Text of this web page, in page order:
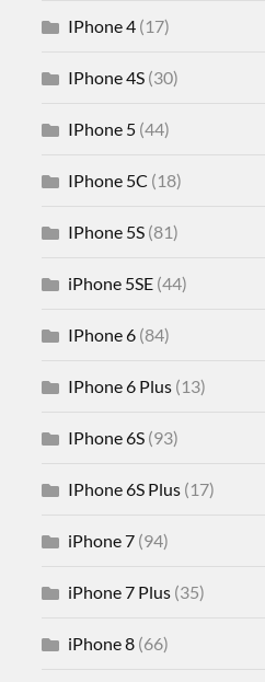
IPhone 4 (17)
IPhone 4S (30)
IPhone 5 (44)
IPhone 5C (18)
IPhone 5S (81)
iPhone 5SE (44)
IPhone 6 (84)
IPhone 6 Plus (13)
IPhone 6S (93)
IPhone 6S Plus (17)
iPhone 7 (94)
iPhone 7 Plus (35)
iPhone 8 (66)